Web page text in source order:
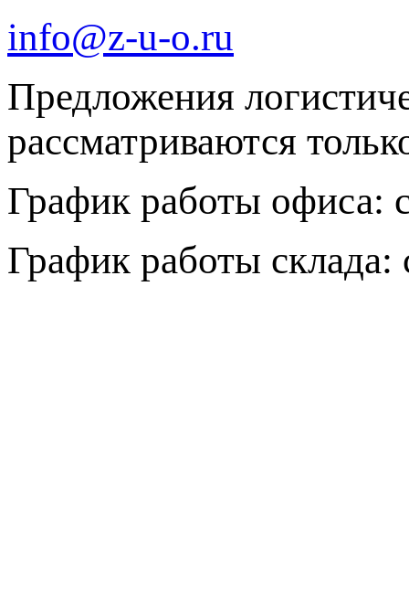
info@z-u-o.ru
Предложения
рассматриваются
График работы офиса:
График работы